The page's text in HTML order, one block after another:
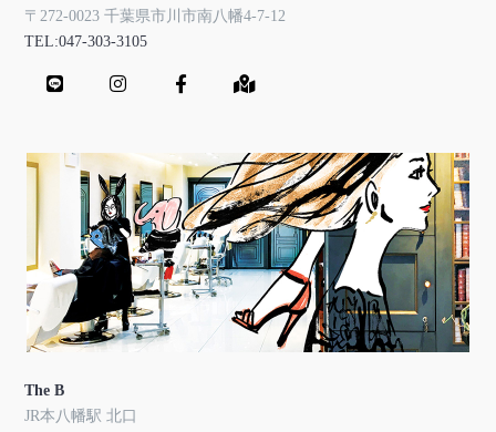
〒272-0023 千葉県市川市南八幡4-7-12
TEL:047-303-3105
The B
JR本八幡駅 北口